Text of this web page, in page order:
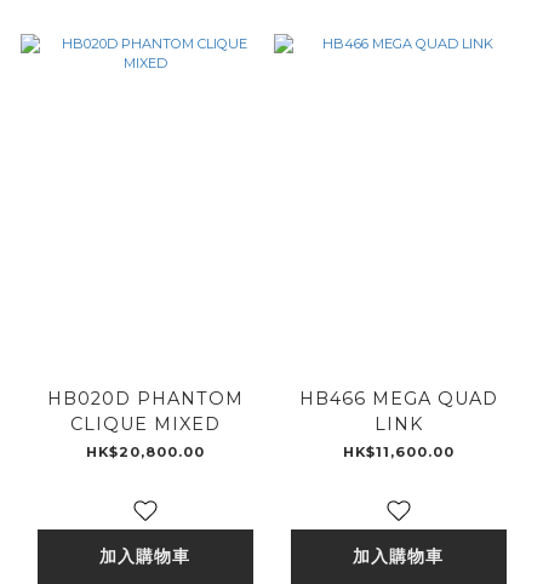
HB020D PHANTOM
CLIQUE MIXED
HK$20,800.00
加入購物車
HB466 MEGA QUAD
LINK
HK$11,600.00
加入購物車